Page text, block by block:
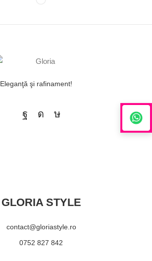
Eleganţă şi rafinament!
GLORIA STYLE
contact@gloriastyle.ro
0752 827 842